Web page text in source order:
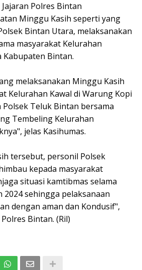
Polres Bintan
Minggu Kasih seperti yang
Bintan Utara, melaksanakan
masyarakat Kelurahan
Bintan.
melaksanakan Minggu Kasih
Kelurahan Kawal di Warung Kopi
Polsek Teluk Bintan bersama
Tembeling Kelurahan
jelas Kasihumas.
tersebut, personil Polsek
kepada masyarakat
situasi kamtibmas selama
2024 sehingga pelaksanaan
dengan aman dan Kondusif",
Bintan. (Ril)